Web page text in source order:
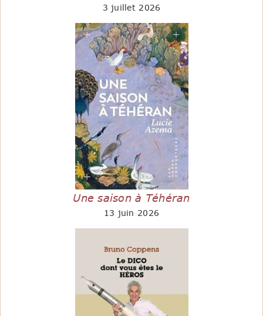
3 juillet 2026
Une saison à Téhéran
13 juin 2026